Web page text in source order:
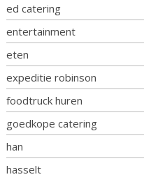
ed catering
entertainment
eten
expeditie robinson
foodtruck huren
goedkope catering
han
hasselt